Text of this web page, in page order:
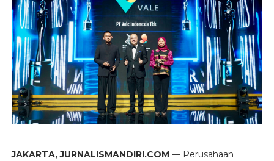
JAKARTA, JURNALISMANDIRI.COM — Perusahaan